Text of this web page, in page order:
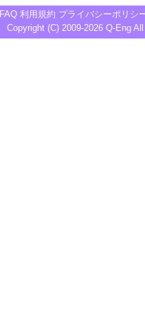
FAQ 利用規約 プライバシーポリシ
Copyright (C) 2009-2026 Q-Eng All